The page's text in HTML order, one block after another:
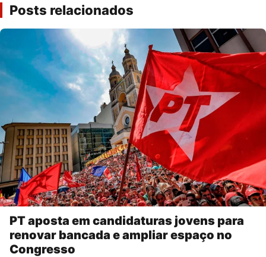
Posts relacionados
PT aposta em candidaturas jovens para
renovar bancada e ampliar espaço no
Congresso